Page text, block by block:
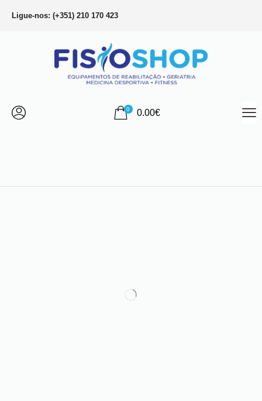
Ligue-nos: (+351) 210 170 423
0 0.00€